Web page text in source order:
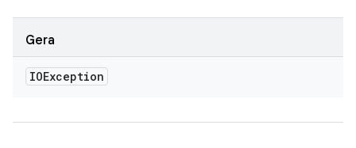
Gera
IOException